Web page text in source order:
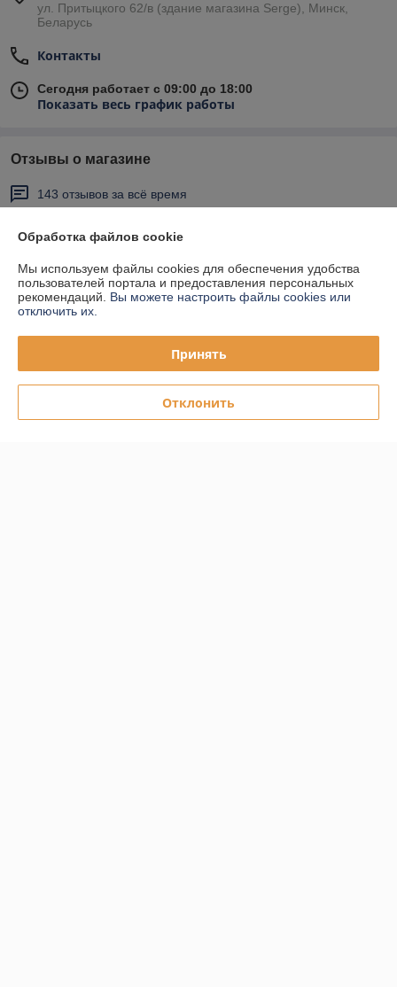
ул. Притыцкого 62/в (здание магазина Serge), Минск,
Беларусь
Контакты
Сегодня работает с 09:00 до 18:00
Показать весь график работы
Отзывы о магазине
143 отзывов за всё время
Покупатель
Привезли быстро. Качество ок.
06.04.2026
Покупатель
Качественный товар. Быстро доставили.
Обработка файлов cookie
Мы используем файлы cookies для обеспечения удобства
пользователей портала и предоставления персональных
рекомендаций. Вы можете настроить файлы cookies или
отключить их.
Принять
Отклонить